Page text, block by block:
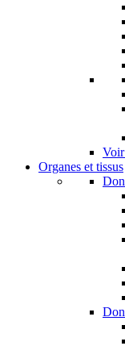
Organes et tissus